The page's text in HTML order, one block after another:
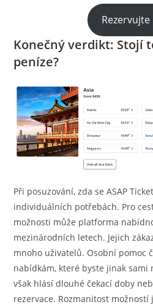
Rezervujte
Konečný verdikt: Stojí
peníze?
Při posuzování, zda se ASAP
individuálních potřebách. Pro
možnosti může platforma
mezinárodních letech. Jejich
mnoho uživatelů. Osobní pomoc
nabídkám, které byste jinak sami
však hlásí dlouhé čekací doby
rezervace. Rozmanitost